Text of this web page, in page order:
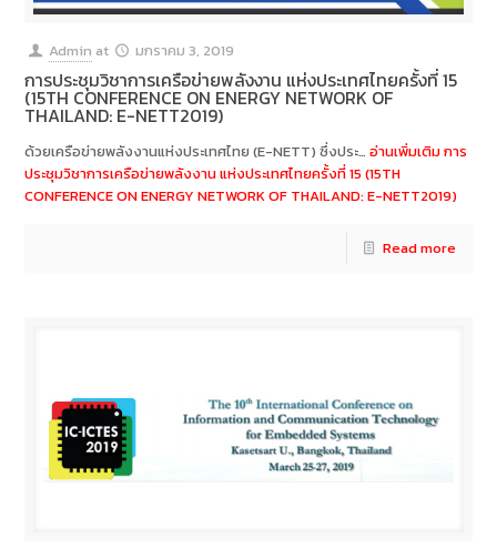
Admin at มกราคม 3, 2019
การประชุมวิชาการเครือข่ายพลังงาน แห่งประเทศไทยครั้งที่ 15
(15TH CONFERENCE ON ENERGY NETWORK OF
THAILAND: E-NETT2019)
ด้วยเครือข่ายพลังงานแห่งประเทศไทย (E-NETT) ซึ่งประ…อ่านเพิ่มเติมการ
ประชุมวิชาการเครือข่ายพลังงาน แห่งประเทศไทยครั้งที่ 15 (15TH
CONFERENCE ON ENERGY NETWORK OF THAILAND: E-NETT2019)
Read more